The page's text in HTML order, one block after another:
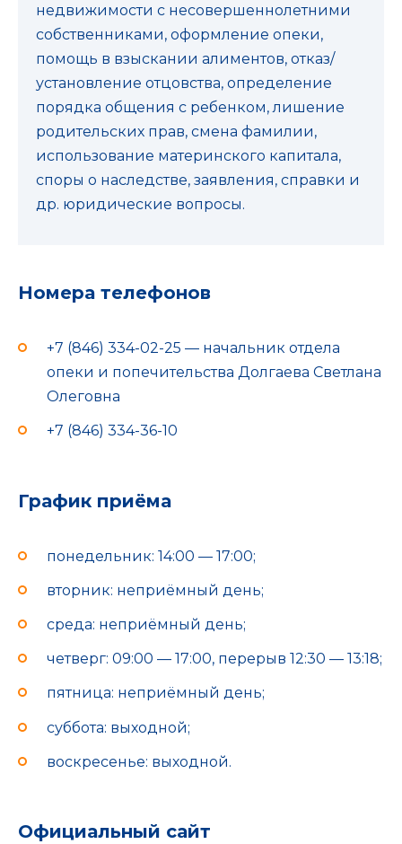
недвижимости с несовершеннолетними
собственниками, оформление опеки,
помощь в взыскании алиментов, отказ/
установление отцовства, определение
порядка общения с ребенком, лишение
родительских прав, смена фамилии,
использование материнского капитала,
споры о наследстве, заявления, справки и
др. юридические вопросы.
Номера телефонов
+7 (846) 334-02-25 — начальник отдела
опеки и попечительства Долгаева Светлана
Олеговна
+7 (846) 334-36-10
График приёма
понедельник: 14:00 — 17:00;
вторник: неприёмный день;
среда: неприёмный день;
четверг: 09:00 — 17:00, перерыв 12:30 — 13:18;
пятница: неприёмный день;
суббота: выходной;
воскресенье: выходной.
Официальный сайт